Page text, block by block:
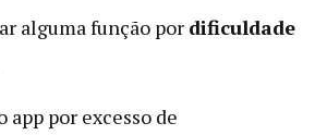
alguma função por dificuldade
app por excesso de